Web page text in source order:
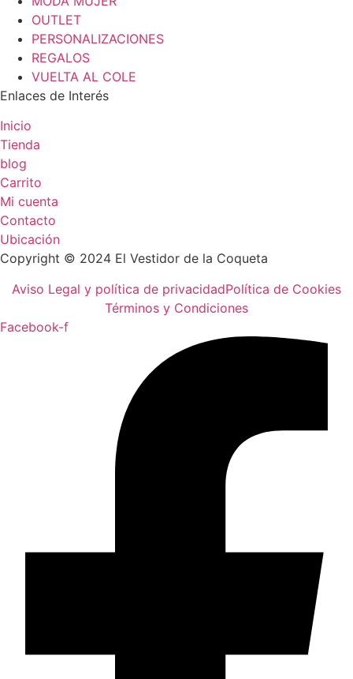
OUTLET
PERSONALIZACIONES
REGALOS
VUELTA AL COLE
Enlaces de Interés
Inicio
Tienda
blog
Carrito
Mi cuenta
Contacto
Ubicación
Copyright © 2024 El Vestidor de la Coqueta
Aviso Legal y política de privacidadPolítica de Cookies
Términos y Condiciones
Facebook-f